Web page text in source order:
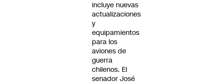
incluye nuevas
actualizaciones
y
equipamientos
para los
aviones de
guerra
chilenos. El
senador José